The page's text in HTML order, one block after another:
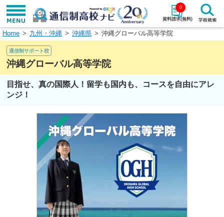
資料請求(無料)
0
学校名で探す
エリアから探す 特徴から探す
北海道・東北
北陸・甲信越
中国
九州・沖縄
Home 九州・沖縄 沖縄県 沖縄グローバル高等学院
通信制サポート校
沖縄グローバル高等学院
目指せ、真の国際人！留学も国内も、コースを自由にアレ
ンジ！